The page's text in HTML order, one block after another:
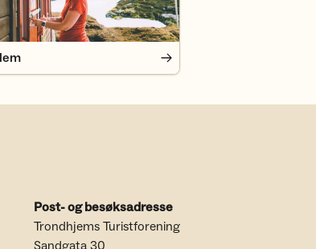
Post- og besøksadresse
Trondhjems Turistforening
Sandgata 30